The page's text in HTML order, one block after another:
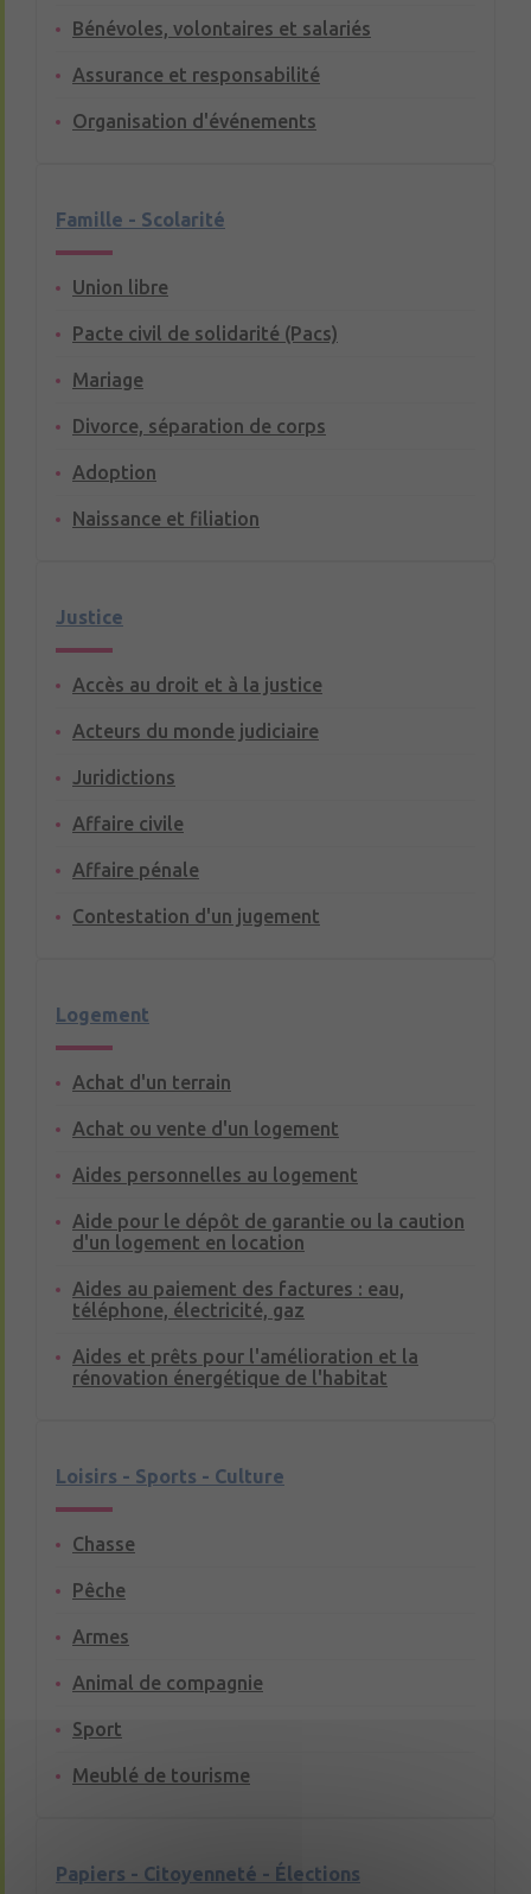
Bénévoles, volontaires et salariés
Assurance et responsabilité
Organisation d'événements
Famille - Scolarité
Union libre
Pacte civil de solidarité (Pacs)
Mariage
Divorce, séparation de corps
Adoption
Naissance et filiation
Justice
Accès au droit et à la justice
Acteurs du monde judiciaire
Juridictions
Affaire civile
Affaire pénale
Contestation d'un jugement
Logement
Achat d'un terrain
Achat ou vente d'un logement
Aides personnelles au logement
Aide pour le dépôt de garantie ou la caution
d'un logement en location
Aides au paiement des factures : eau,
téléphone, électricité, gaz
Aides et prêts pour l'amélioration et la
rénovation énergétique de l'habitat
Loisirs - Sports - Culture
Chasse
Pêche
Armes
Animal de compagnie
Sport
Meublé de tourisme
Papiers - Citoyenneté - Élections